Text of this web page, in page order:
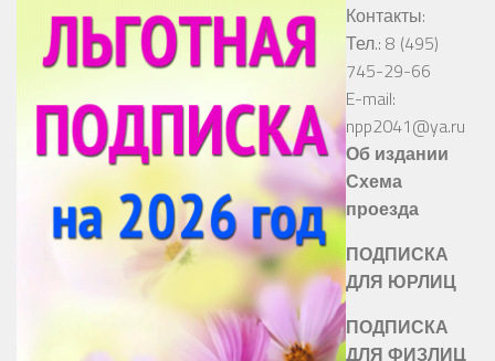
Контакты:
Тел.: 8 (495)
745-29-66
E-mail:
npp2041@ya.ru
Об издании
Схема
проезда
ПОДПИСКА
ДЛЯ ЮРЛИЦ
ПОДПИСКА
ДЛЯ ФИЗЛИЦ